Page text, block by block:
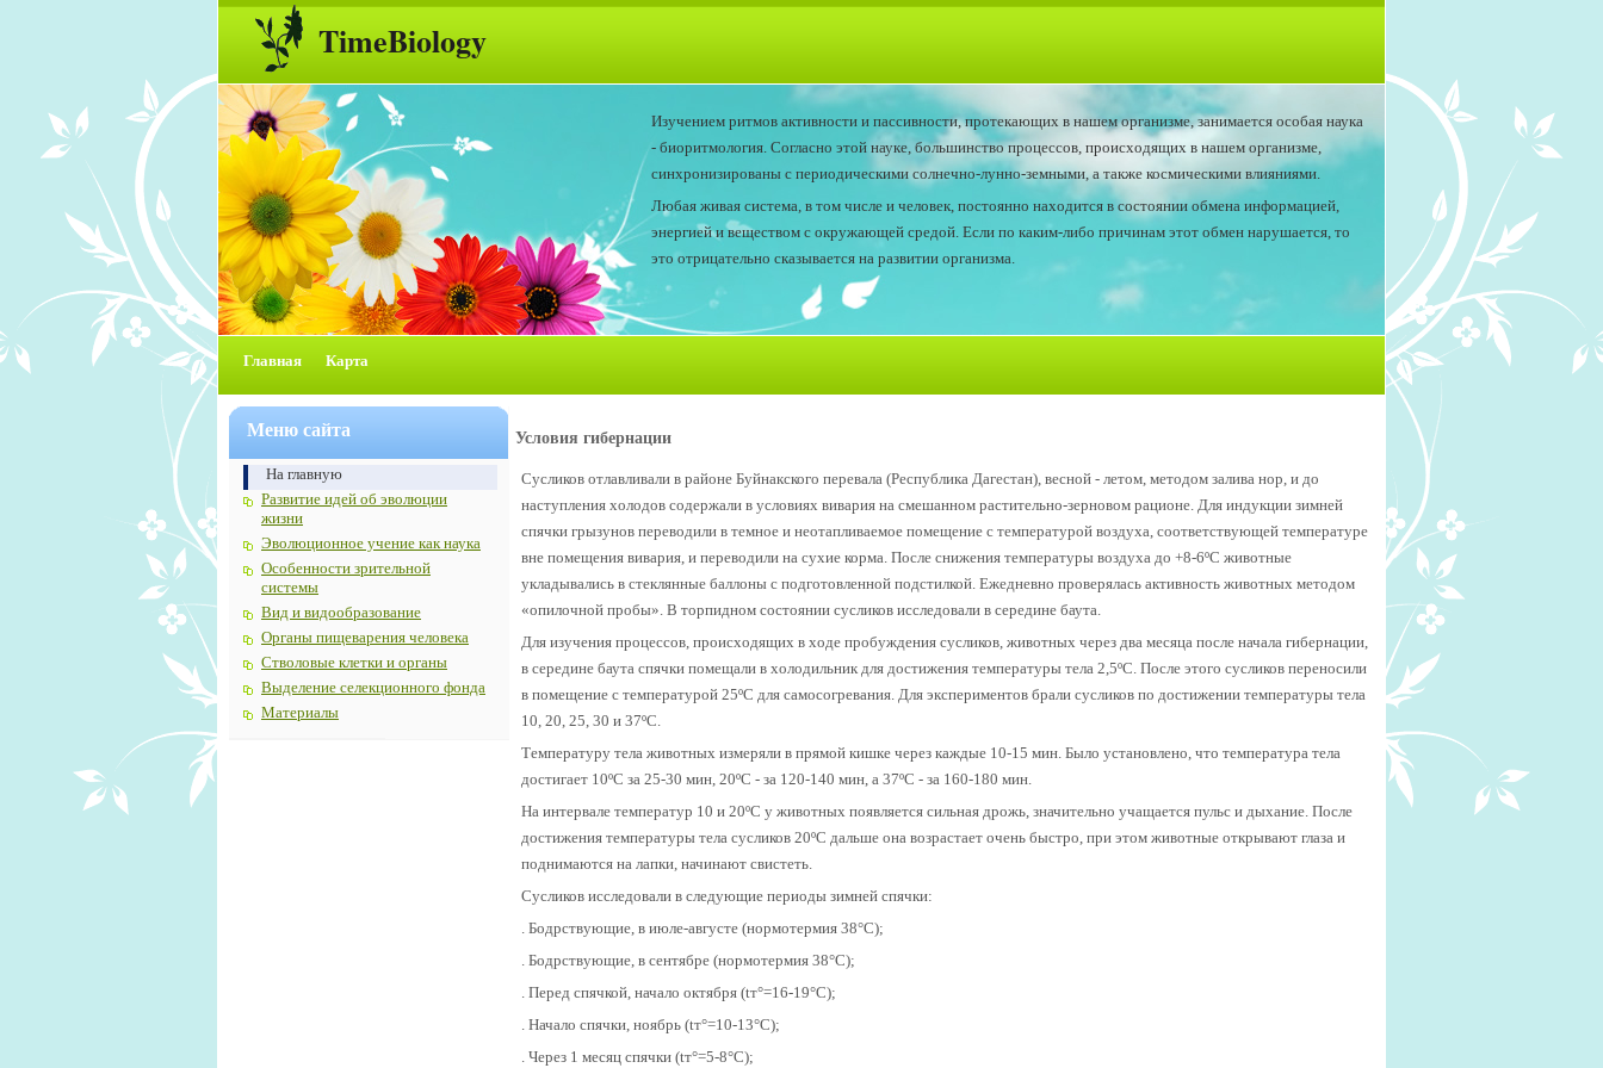
TimeBiology
Изучением ритмов активности и пассивности, протекающих в нашем организме, занимается особая наука
- биоритмология. Согласно этой науке, большинство процессов, происходящих в нашем организме,
синхронизированы с периодическими солнечно-лунно-земными, а также космическими влияниями.
Любая живая система, в том числе и человек, постоянно находится в состоянии обмена информацией,
энергией и веществом с окружающей средой. Если по каким-либо причинам этот обмен нарушается, то
это отрицательно сказывается на развитии организма.
Главная Карта
Меню сайта
На главную
Развитие идей об эволюции
жизни
Эволюционное учение как наука
Особенности зрительной
системы
Вид и видообразование
Органы пищеварения человека
Стволовые клетки и органы
Выделение селекционного фонда
Материалы
Условия гибернации
Сусликов отлавливали в районе Буйнакского перевала (Республика Дагестан), весной - летом, методом залива нор, и до
наступления холодов содержали в условиях вивария на смешанном растительно-зерновом рационе. Для индукции зимней
спячки грызунов переводили в темное и неотапливаемое помещение с температурой воздуха, соответствующей температуре
вне помещения вивария, и переводили на сухие корма. После снижения температуры воздуха до +8-6ºС животные
укладывались в стеклянные баллоны с подготовленной подстилкой. Ежедневно проверялась активность животных методом
«опилочной пробы». В торпидном состоянии сусликов исследовали в середине баута.
Для изучения процессов, происходящих в ходе пробуждения сусликов, животных через два месяца после начала гибернации,
в середине баута спячки помещали в холодильник для достижения температуры тела 2,5ºС. После этого сусликов переносили
в помещение с температурой 25ºС для самосогревания. Для экспериментов брали сусликов по достижении температуры тела
10, 20, 25, 30 и 37ºС.
Температуру тела животных измеряли в прямой кишке через каждые 10-15 мин. Было установлено, что температура тела
достигает 10ºС за 25-30 мин, 20ºС - за 120-140 мин, а 37ºС - за 160-180 мин.
На интервале температур 10 и 20ºС у животных появляется сильная дрожь, значительно учащается пульс и дыхание. После
достижения температуры тела сусликов 20ºС дальше она возрастает очень быстро, при этом животные открывают глаза и
поднимаются на лапки, начинают свистеть.
Сусликов исследовали в следующие периоды зимней спячки:
. Бодрствующие, в июле-августе (нормотермия 38°С);
. Бодрствующие, в сентябре (нормотермия 38°С);
. Перед спячкой, начало октября (tт°=16-19°С);
. Начало спячки, ноябрь (tт°=10-13°С);
. Через 1 месяц спячки (tт°=5-8°С);